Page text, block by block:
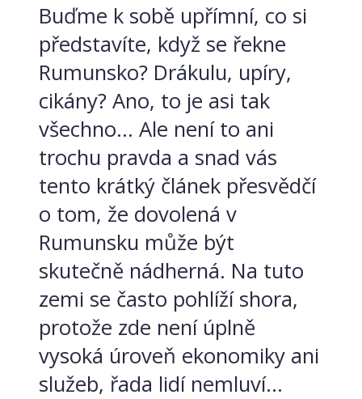
Buďme k sobě upřímní, co si
představíte, když se řekne
Rumunsko? Drákulu, upíry,
cikány? Ano, to je asi tak
všechno… Ale není to ani
trochu pravda a snad vás
tento krátký článek přesvědčí
o tom, že dovolená v
Rumunsku může být
skutečně nádherná. Na tuto
zemi se často pohlíží shora,
protože zde není úplně
vysoká úroveň ekonomiky ani
služeb, řada lidí nemluví...